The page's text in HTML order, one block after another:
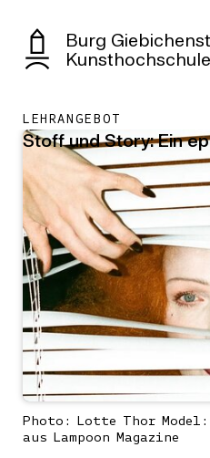
Burg
LEHRANGEBOT
Stoff und Story: Ein
Photo: Lotte Thor
aus Lampoon Magazine